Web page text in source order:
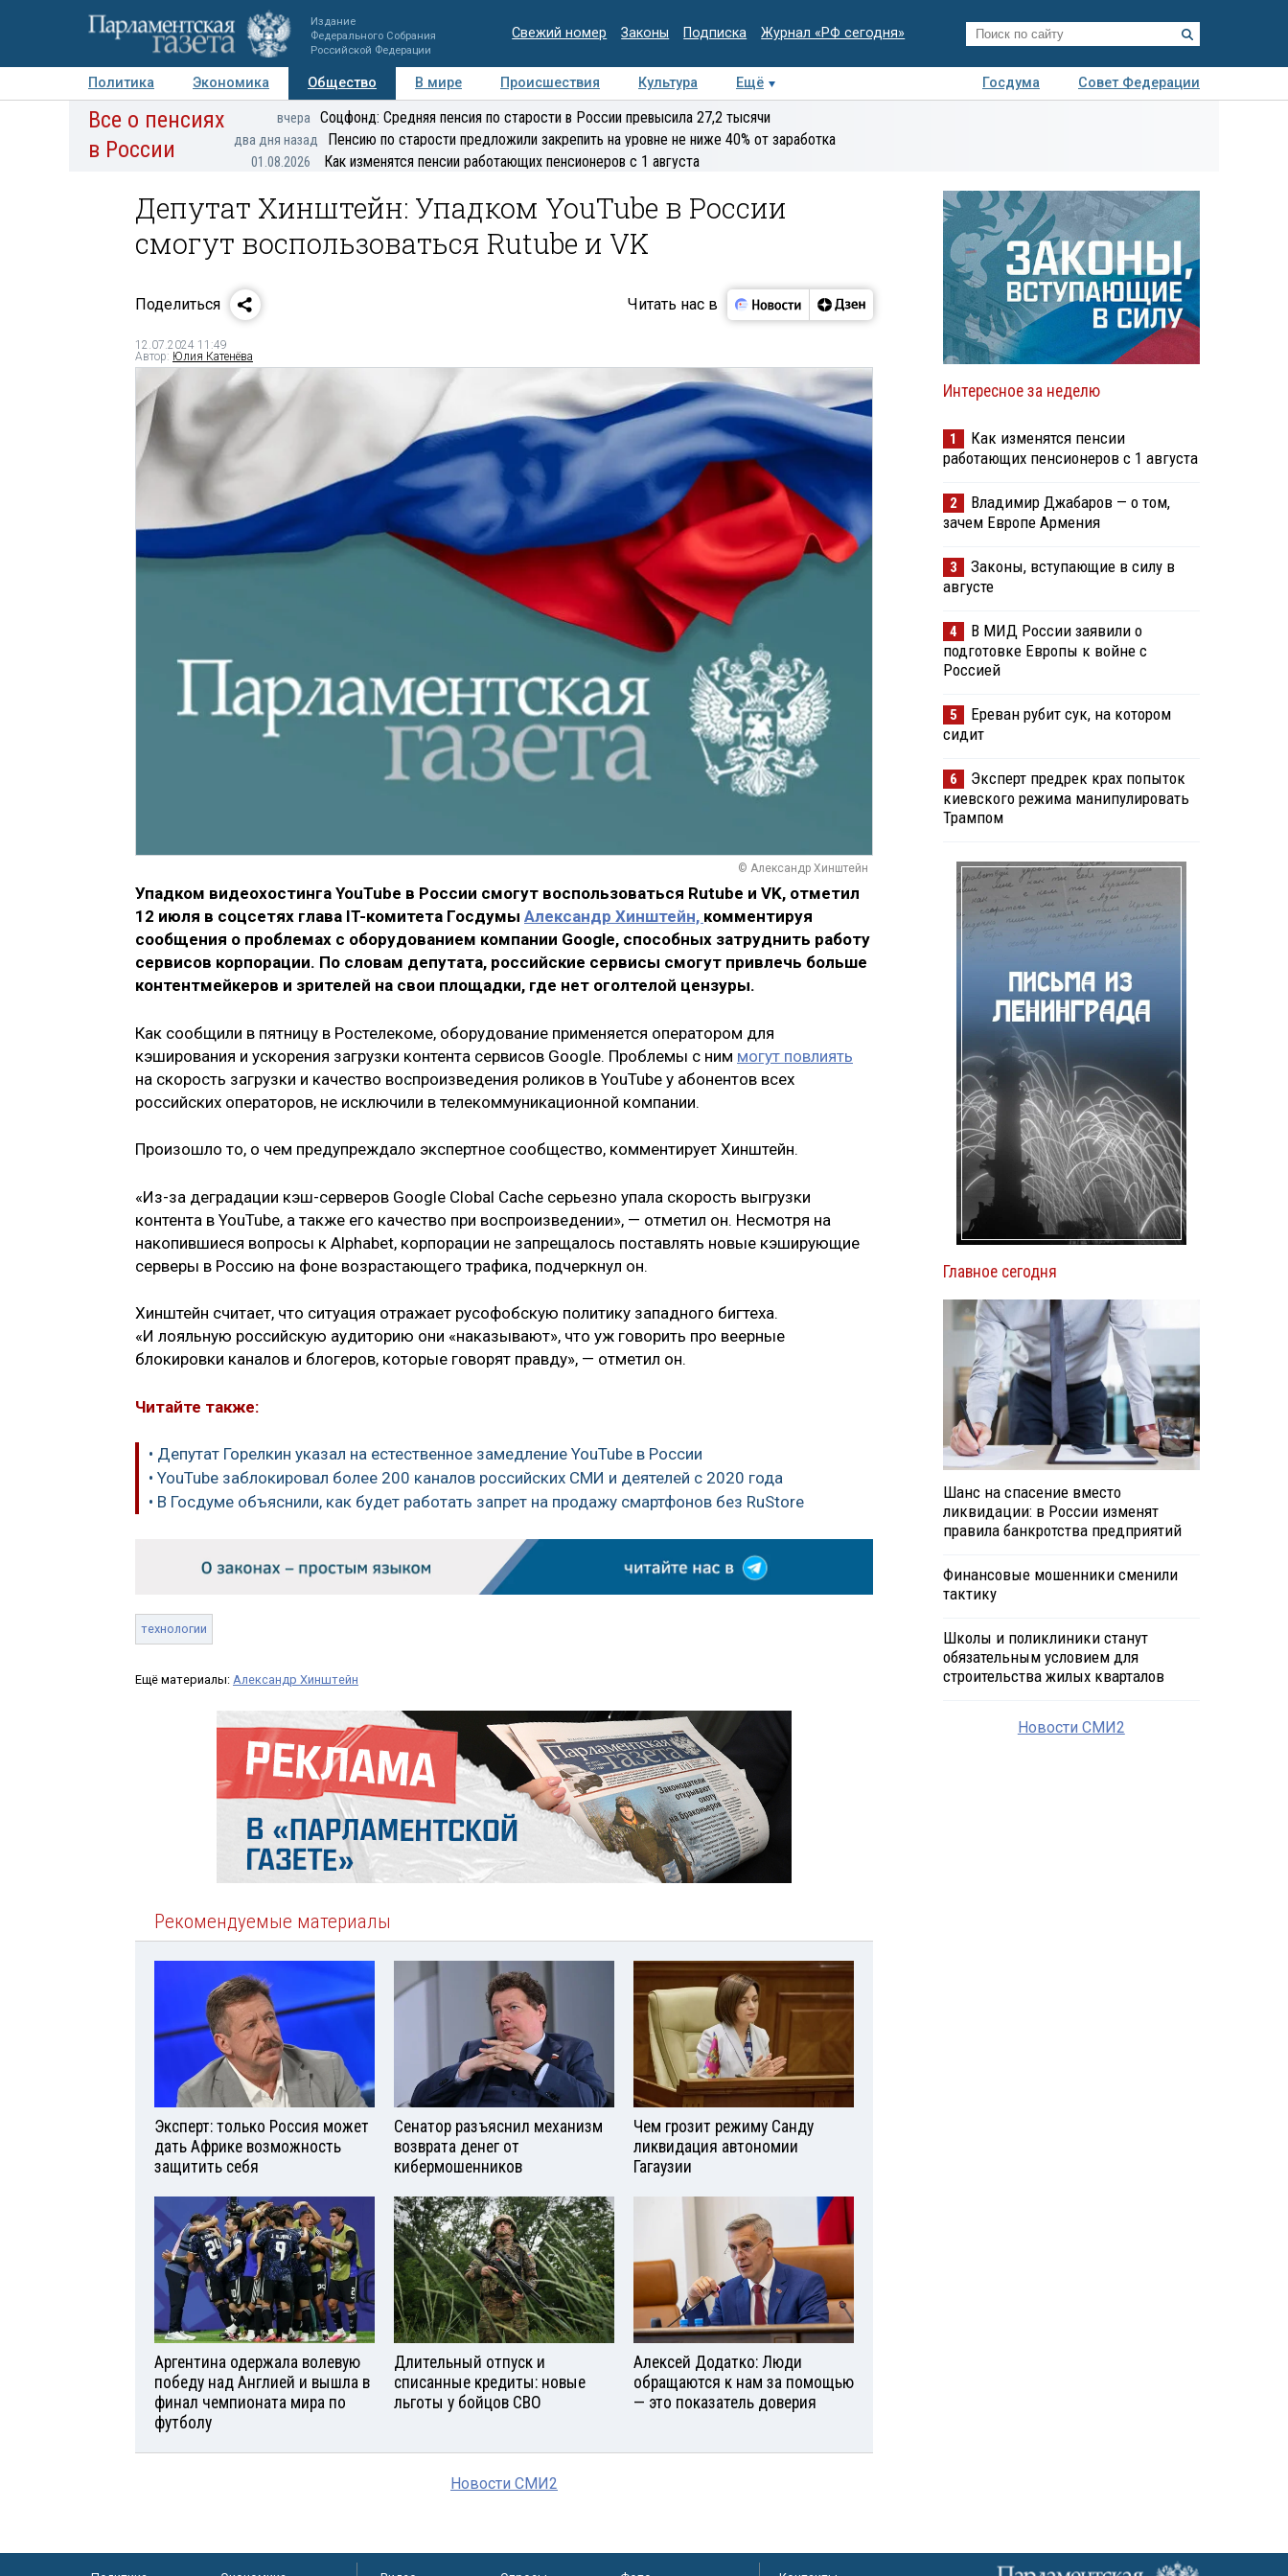
Издание
Федерального Собрания
Российской Федерации
Свежий номер Законы Подписка Журнал «РФ сегодня»
Политика Экономика Общество В мире Происшествия Культура Ещё Госдума
Совет Федерации
Авторы Персоны Мнения Регионы Медиацентр Интервью Колумнисты
экспертиза
Все о пенсиях
в России
вчера Соцфонд: Средняя пенсия по старости в России превысила 27,2 тысячи
два дня назад Пенсию по старости предложили закрепить на уровне не ниже 40% от заработка
01.08.2026 Как изменятся пенсии работающих пенсионеров с 1 августа
Депутат Хинштейн: Упадком YouTube в России
смогут воспользоваться Rutube и VK
Поделиться Читать нас в
12.07.2024 11:49
Автор: Юлия Катенёва
© Александр Хинштейн
Упадком видеохостинга YouTube в России смогут воспользоваться Rutube и VK, отметил
12 июля в соцсетях глава IT-комитета Госдумы Александр Хинштейн, комментируя
сообщения о проблемах с оборудованием компании Google, способных затруднить работу
сервисов корпорации. По словам депутата, российские сервисы смогут привлечь больше
контентмейкеров и зрителей на свои площадки, где нет оголтелой цензуры.
Как сообщили в пятницу в Ростелекоме, оборудование применяется оператором для
кэширования и ускорения загрузки контента сервисов Googlе. Проблемы с ним могут повлиять
на скорость загрузки и качество воспроизведения роликов в YouTube у абонентов всех
российских операторов, не исключили в телекоммуникационной компании.
Произошло то, о чем предупреждало экспертное сообщество, комментирует Хинштейн.
«Из-за деградации кэш-серверов Google Clobal Cache серьезно упала скорость выгрузки
контента в YouTube, а также его качество при воспроизведении», — отметил он. Несмотря на
накопившиеся вопросы к Alphabet, корпорации не запрещалось поставлять новые кэширующие
серверы в Россию на фоне возрастающего трафика, подчеркнул он.
Хинштейн считает, что ситуация отражает русофобскую политику западного бигтеха.
«И лояльную российскую аудиторию они «наказывают», что уж говорить про веерные
блокировки каналов и блогеров, которые говорят правду», — отметил он.
Читайте также:
• Депутат Горелкин указал на естественное замедление YouTube в России
• YouTube заблокировал более 200 каналов российских СМИ и деятелей с 2020 года
• В Госдуме объяснили, как будет работать запрет на продажу смартфонов без RuStore
технологии
Ещё материалы: Александр Хинштейн
Рекомендуемые материалы
Эксперт: только Россия может
дать Африке возможность
защитить себя
Сенатор разъяснил механизм
возврата денег от
кибермошенников
Чем грозит режиму Санду
ликвидация автономии
Гагаузии
Аргентина одержала волевую
победу над Англией и вышла в
финал чемпионата мира по
футболу
Длительный отпуск и
списанные кредиты: новые
льготы у бойцов СВО
Алексей Додатко: Люди
обращаются к нам за помощью
— это показатель доверия
Новости СМИ2
Интересное за неделю
1
Как изменятся пенсии
работающих пенсионеров с 1 августа
2
Владимир Джабаров — о том,
зачем Европе Армения
3
Законы, вступающие в силу в
августе
4
В МИД России заявили о
подготовке Европы к войне с
Россией
5
Ереван рубит сук, на котором
сидит
6
Эксперт предрек крах попыток
киевского режима манипулировать
Трампом
Главное сегодня
Шанс на спасение вместо
ликвидации: в России изменят
правила банкротства предприятий
Финансовые мошенники сменили
тактику
Школы и поликлиники станут
обязательным условием для
строительства жилых кварталов
Новости СМИ2